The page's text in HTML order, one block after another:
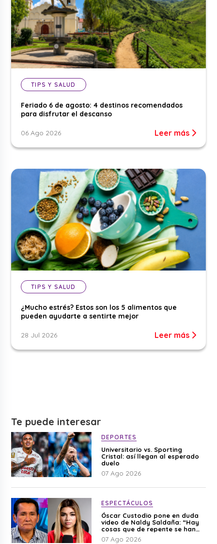
TIPS Y SALUD
Feriado 6 de agosto: 4 destinos recomendados
para disfrutar el descanso
06 Ago 2026 Leer más
TIPS Y SALUD
¿Mucho estrés? Estos son los 5 alimentos que
pueden ayudarte a sentirte mejor
28 Jul 2026 Leer más
Te puede interesar
DEPORTES
Universitario vs. Sporting
Cristal: así llegan al esperado
duelo
07 Ago 2026
ESPECTÁCULOS
Óscar Custodio pone en duda
video de Naldy Saldaña: “Hay
cosas que de repente se han
editado”
07 Ago 2026